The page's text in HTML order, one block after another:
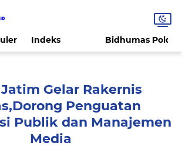
Indeks Bidhumas Polda
Gelar Rakernis
Penguatan
Publik dan Manajemen
Media